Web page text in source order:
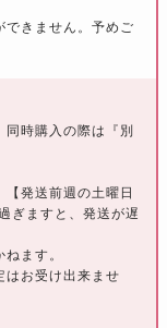
できません。予めご
同時購入の際は『別
発送前週の土曜日
ぎますと、発送が遅
ます。
はお受け出来ませ